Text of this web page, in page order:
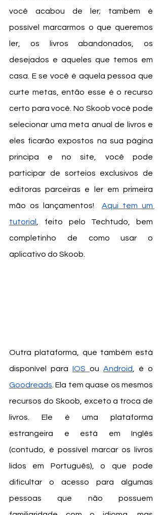
você acabou de ler; também é
possível marcarmos o que queremos
ler, os livros abandonados, os
desejados e aqueles que temos em
casa. E se você é aquela pessoa que
curte metas, então esse é o recurso
certo para você. No Skoob você pode
selecionar uma meta anual de livros e
eles ficarão expostos na sua página
principa e no site, você pode
participar de sorteios exclusivos de
editoras parceiras e ler em primeira
mão os lançamentos! Aqui tem um
tutorial , feito pelo Techtudo, bem
completinho de como usar o
aplicativo do Skoob.
Outra plataforma, que também está
disponível para IOS ou Android
Goodreads . Ela tem quase os mesmos
recursos do Skoob, exceto a troca de
livros. Ele é uma plataforma
estrangeira e está em Inglês
(contudo, é possível marcar os livros
lidos em Português), o que pode
dificultar o acesso para algumas
pessoas que não possuem